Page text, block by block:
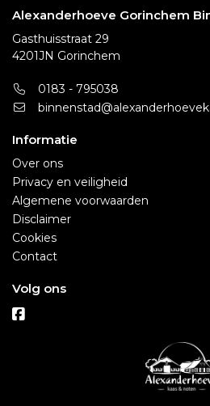
Alexanderhoeve Gorinchem
Gasthuisstraat 29
4201JN Gorinchem
0183 - 795038
Informatie
Over ons
Privacy en veiligheid
Algemene voorwaarden
Disclaimer
Cookies
Contact
Volg ons